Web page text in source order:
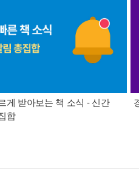
게 받아보는 책 소식 - 신간
합